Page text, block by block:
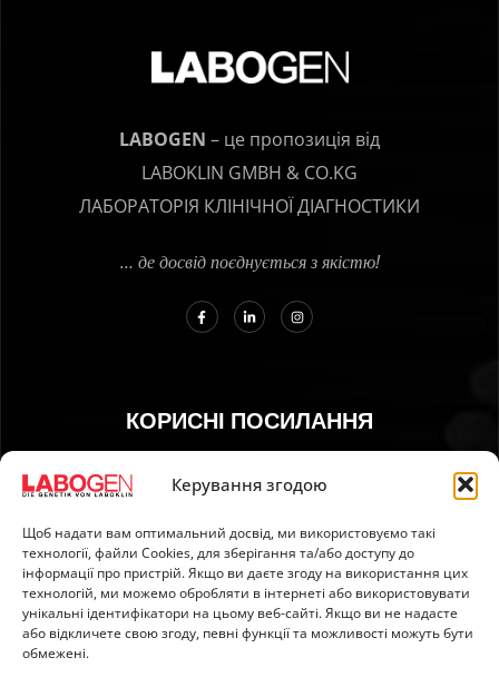
Керування згодою
Щоб надати вам оптимальний досвід, ми використовуємо такі
технології, файли Сookies, для зберігання та/або доступу до
інформації про пристрій. Якщо ви даєте згоду на використання цих
технологій, ми можемо обробляти в інтернеті або використовувати
унікальні ідентифікатори на цьому веб-сайті. Якщо ви не надасте
або відкличете свою згоду, певні функції та можливості можуть бути
обмежені.
LABOGEN – це пропозиція від
LABOKLIN GMBH & CO.KG
ЛАБОРАТОРІЯ КЛІНІЧНОЇ ДІАГНОСТИКИ
… де досвід поєднується з якістю!
КОРИСНІ ПОСИЛАННЯ
01. Інструкція з відбору зразків
03. Відбиток
04. Захист інформації
05. Загальні умови
06. Політика ануляції